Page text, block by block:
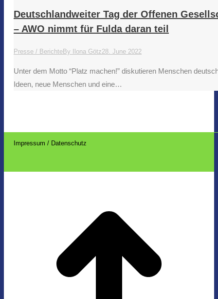
Deutschlandweiter Tag der Offenen
– AWO nimmt für Fulda daran teil
Presse / BerichteBy Ilona Götz28. June 2022
Unter dem Motto “Platz machen!” diskutieren Menschen
Ideen, neue Menschen und eine…
Impressum / Datenschutz